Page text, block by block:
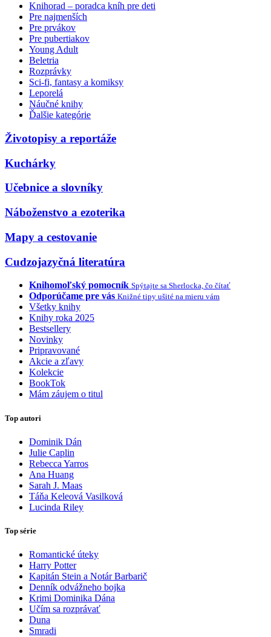
Knihorad – poradca kníh pre deti
Pre najmenších
Pre prvákov
Pre pubertiakov
Young Adult
Beletria
Rozprávky
Sci-fi, fantasy a komiksy
Leporelá
Náučné knihy
Ďalšie kategórie
Životopisy a reportáže
Kuchárky
Učebnice a slovníky
Náboženstvo a ezoterika
Mapy a cestovanie
Cudzojazyčná literatúra
Knihomoľský pomocník Spýtajte sa Sherlocka, čo čítať
Odporúčame pre vás Knižné tipy ušité na mieru vám
Všetky knihy
Knihy roka 2025
Bestsellery
Novinky
Pripravované
Akcie a zľavy
Kolekcie
BookTok
Mám záujem o titul
Top autori
Dominik Dán
Julie Caplin
Rebecca Yarros
Ana Huang
Sarah J. Maas
Táňa Keleová Vasilková
Lucinda Riley
Top série
Romantické úteky
Harry Potter
Kapitán Stein a Notár Barbarič
Denník odvážneho bojka
Krimi Dominika Dána
Učím sa rozprávať
Duna
Smradi